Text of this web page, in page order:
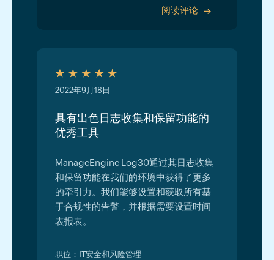
阅读评论 >
2022年9月18日
具有出色日志收集和保留功能的
优秀工具
ManageEngine Log30通过其日志收集
和保留功能在我们的环境中获得了更多
的牵引力。我们能够设置和获取所有基
于合规性的告警，并根据需要设置时间
表报表。
职位：IT安全和风险管理